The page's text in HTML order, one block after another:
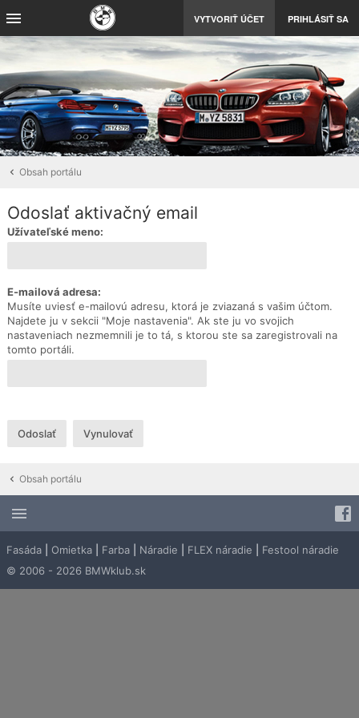
VYTVORIŤ ÚČET PRIHLÁSIŤ SA
Obsah portálu
Odoslať aktivačný email
Užívateľské meno:
E-mailová adresa:
Musíte uviesť e-mailovú adresu, ktorá je zviazaná s vašim účtom.
Najdete ju v sekcii "Moje nastavenia". Ak ste ju vo svojich
nastaveniach nezmemnili je to tá, s ktorou ste sa zaregistrovali na
tomto portáli.
Obsah portálu
Fasáda Omietka Farba Náradie FLEX náradie
Festool náradie
© 2006 - 2026 BMWklub.sk